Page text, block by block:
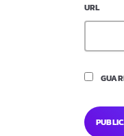
URL